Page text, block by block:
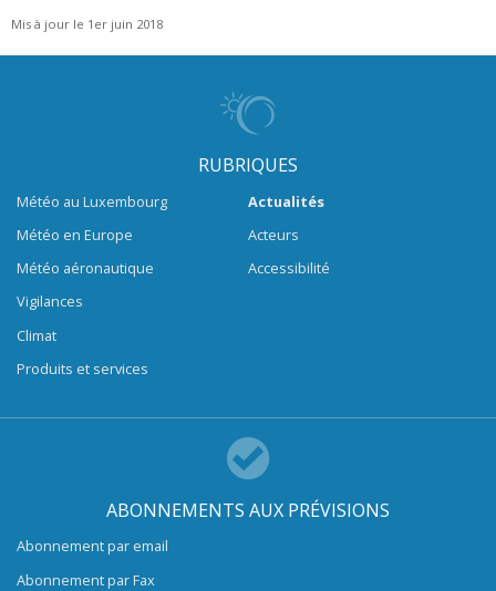
Mis à jour le 1er juin 2018
RUBRIQUES
Météo au Luxembourg
Météo en Europe
Météo aéronautique
Vigilances
Climat
Produits et services
Actualités
Acteurs
Accessibilité
ABONNEMENTS AUX PRÉVISIONS
Abonnement par email
Abonnement par Fax